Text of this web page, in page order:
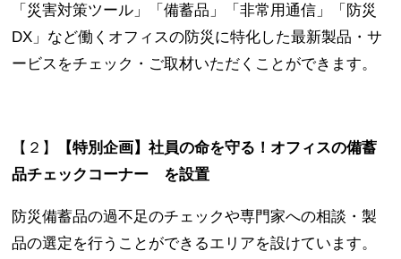
「災害対策ツール」「備蓄品」「非常用通信」「防災
DX」など働くオフィスの防災に特化した最新製品・サ
ービスをチェック・ご取材いただくことができます。
【２】
【特別企画】社員の命を守る！オフィスの備蓄
品チェックコーナー を設置
防災備蓄品の過不足のチェックや専門家への相談・製
品の選定を行うことができるエリアを設けています。